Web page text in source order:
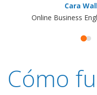
Cara
Online Business
Cómo